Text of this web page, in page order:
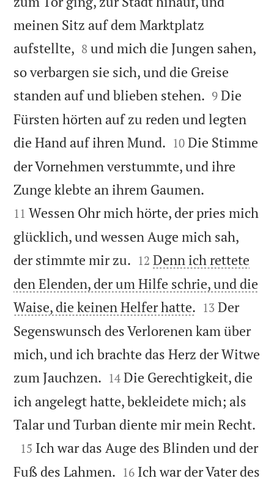
meinen Sitz auf dem Marktplatz
aufstellte, 

8 und mich die Jungen sahen,
so verbargen sie sich, und die Greise
standen auf und blieben stehen. 

9 Die
Fürsten hörten auf zu reden und legten
die Hand auf ihren Mund. 

10 Die Stimme
der Vornehmen verstummte, und ihre
Zunge klebte an ihrem Gaumen.
11 Wessen Ohr mich hörte, der pries mich
glücklich, und wessen Auge mich sah,
der stimmte mir zu. 

12 Denn ich rettete
den Elenden, der um Hilfe schrie, und die
Waise, die keinen Helfer hatte. 

13 Der
Segenswunsch des Verlorenen kam über
mich, und ich brachte das Herz der Witwe
zum Jauchzen. 

14 Die Gerechtigkeit, die
ich angelegt hatte, bekleidete mich; als
Talar und Turban diente mir mein Recht.

15 Ich war das Auge des Blinden und der
Fuß des Lahmen. 

16 Ich war der Vater des